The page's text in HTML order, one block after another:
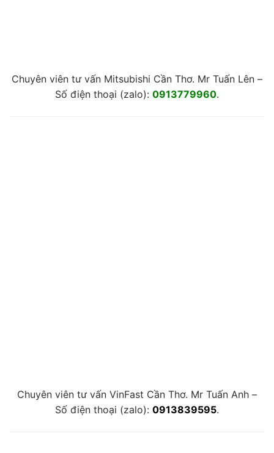
Chuyên viên tư vấn Mitsubishi Cần Thơ. Mr Tuấn Lên –
Số điện thoại (zalo): 0913779960.
Chuyên viên tư vấn VinFast Cần Thơ. Mr Tuấn Anh –
Số điện thoại (zalo): 0913839595.